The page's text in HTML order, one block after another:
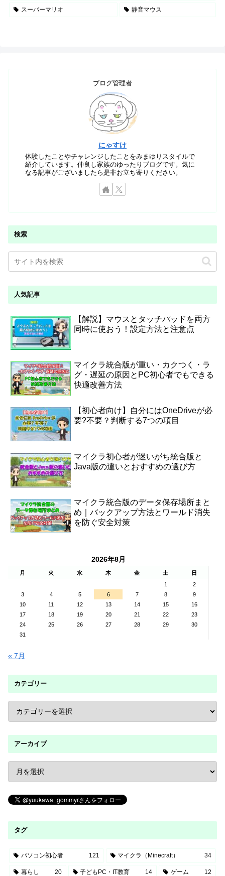
スーパーマリオ 静音マウス
ブログ管理者
にゃすけ
体験したことやチャレンジしたことをみまゆりスタイルで
紹介しています。仲良し家族のゆったりブログです。気に
なる記事がございましたら是非お立ち寄りください。
検索
人気記事
【解説】マウスとタッチパッドを両方
同時に使おう！設定方法と注意点
マイクラ統合版が重い・カクつく・ラ
グ・遅延の原因とPC初心者でもできる
快適改善方法
【初心者向け】自分にはOneDriveが必
要?不要？判断する7つの項目
マイクラ初心者が迷いがち統合版と
Java版の違いとおすすめの選び方
マイクラ統合版のデータ保存場所まと
め｜バックアップ方法とワールド消失
を防ぐ安全対策
2026年8月
月 火 水 木 金 土
日
1
2
3
4 5 6 7 8
9
10
11 12 13 14 15
16
17
18 19 20 21 22
23
24
25 26 27 28 29
30
31
« 7月
カテゴリー
アーカイブ
タグ
パソコン初心者 121 マイクラ（Minecraft） 34
暮らし 20 子どもPC・IT教育 14 ゲーム 12